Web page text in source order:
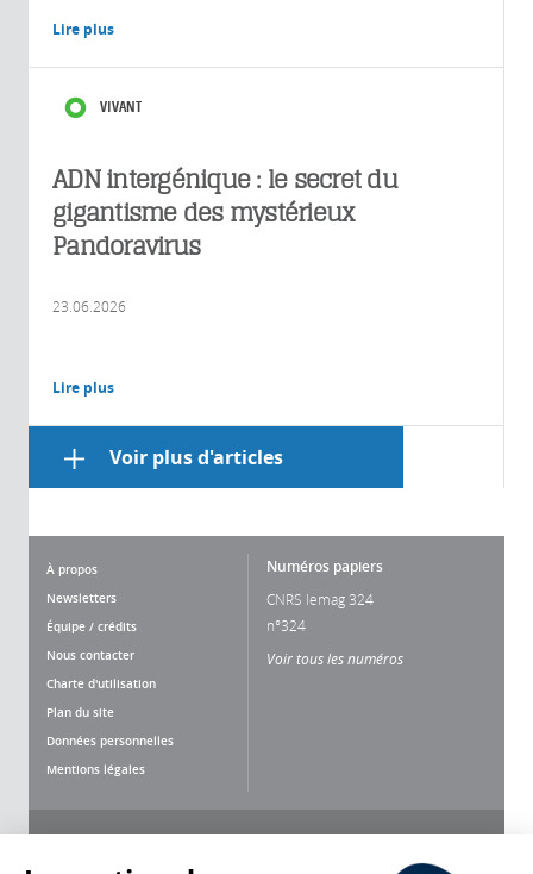
Lire plus
VIVANT
ADN intergénique : le secret du
gigantisme des mystérieux
Pandoravirus
23.06.2026
Lire plus
Voir plus d'articles
À propos
Newsletters
Équipe / crédits
Nous contacter
Charte d'utilisation
Plan du site
Données personnelles
Mentions légales
Numéros papiers
CNRS lemag 324
n°324
Voir tous les numéros